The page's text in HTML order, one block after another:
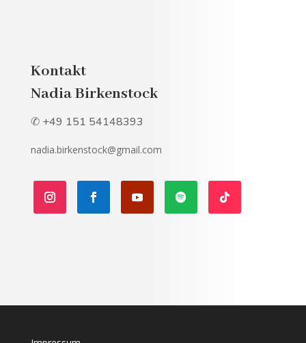
Kontakt
Nadia Birkenstock
✆ +49 151 54148393
nadia.birkenstock@gmail.com